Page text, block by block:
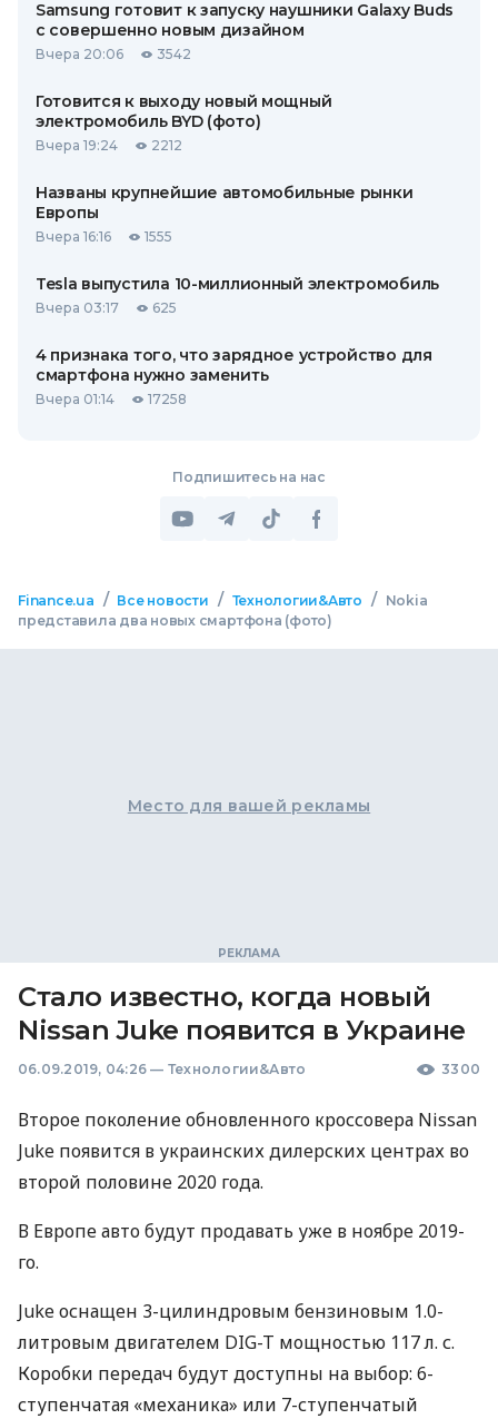
Samsung готовит к запуску наушники Galaxy Buds
с совершенно новым дизайном
Вчера 20:06 3542
Готовится к выходу новый мощный
электромобиль BYD (фото)
Вчера 19:24 2212
Названы крупнейшие автомобильные рынки
Европы
Вчера 16:16 1555
Tesla выпустила 10-миллионный электромобиль
Вчера 03:17 625
4 признака того, что зарядное устройство для
смартфона нужно заменить
Вчера 01:14 17258
Подпишитесь на нас
Finance.ua / Все новости / Технологии&Авто /
Nokia
представила два новых смартфона (фото)
Место для вашей рекламы
Стало известно, когда новый
Nissan Juke появится в Украине
06.09.2019, 04:26 — Технологии&Авто 3300
Второе поколение обновленного кроссовера Nissan
Juke появится в украинских дилерских центрах во
второй половине 2020 года.
В Европе авто будут продавать уже в ноябре 2019-
го.
Juke оснащен 3-цилиндровым бензиновым 1.0-
литровым двигателем DIG-T мощностью 117 л. с.
Коробки передач будут доступны на выбор: 6-
ступенчатая «механика» или 7-ступенчатый